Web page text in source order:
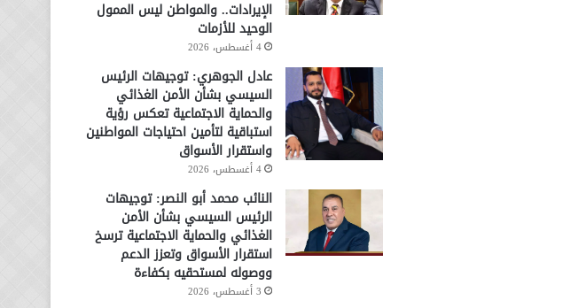
الإيرادات.. والمواطن ليس الممول
الوحيد للأزمات
4 أغسطس، 2026
عادل الجوهري: توجيهات الرئيس
السيسي بشأن الأمن الغذائي
والحماية الاجتماعية تعكس رؤية
استباقية لتأمين احتياجات المواطنين
واستقرار الأسواق
4 أغسطس، 2026
النائب محمد أبو النصر: توجيهات
الرئيس السيسي بشأن الأمن
الغذائي والحماية الاجتماعية ترسخ
استقرار الأسواق وتعزز الدعم
ووصوله لمستحقيه بكفاءة
3 أغسطس، 2026